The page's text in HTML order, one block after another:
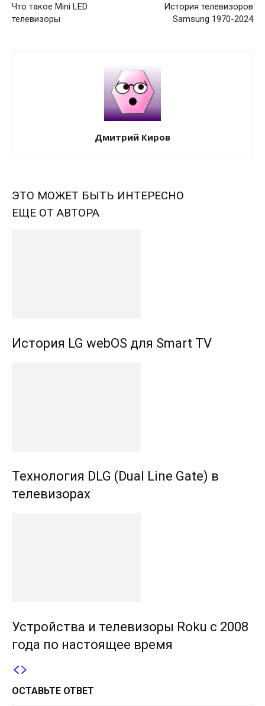
Что такое Mini LED
телевизоры
История телевизоров
Samsung 1970-2024
Дмитрий Киров
ЭТО МОЖЕТ БЫТЬ ИНТЕРЕСНО
ЕЩЕ ОТ АВТОРА
История LG webOS для Smart TV
Технология DLG (Dual Line Gate) в
телевизорах
Устройства и телевизоры Roku с 2008
года по настоящее время
ОСТАВЬТЕ ОТВЕТ